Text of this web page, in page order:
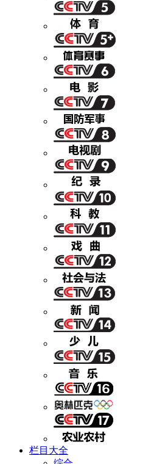
大国智造 大国展会
CCTV.节目官网 直播
栏目大全